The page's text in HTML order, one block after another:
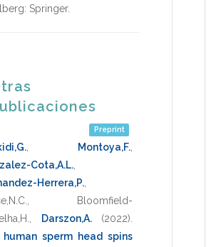
Springer.
Preprint
Montoya,F.
Cota,A.L.
Herrera,P.
Bloomfield-
Darszon,A. (2022)
human sperm head spins